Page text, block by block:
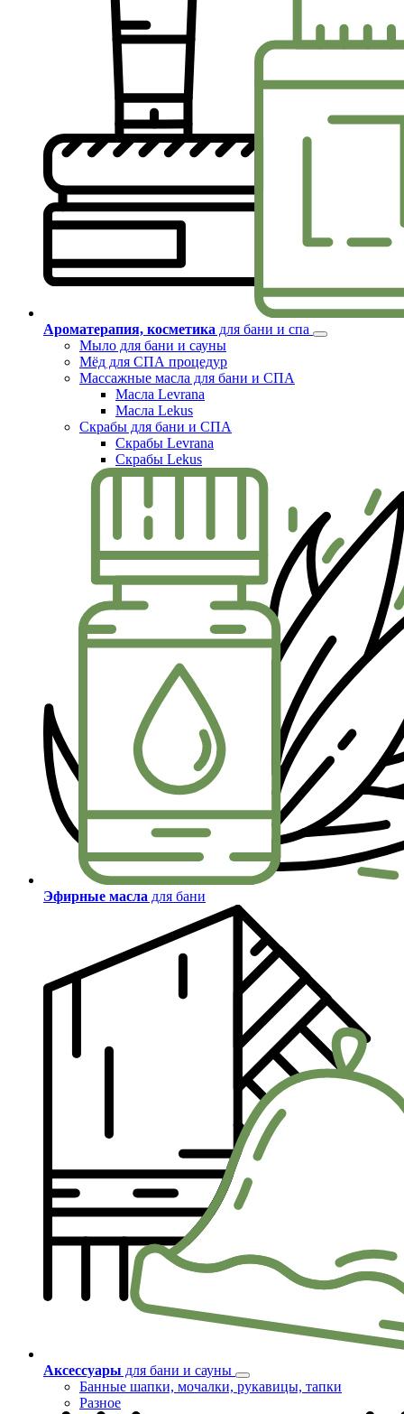
Ароматерапия, косметика для бани и спа
Мыло для бани и сауны
Мёд для СПА процедур
Массажные масла для бани и СПА
Масла Levrana
Масла Lekus
Скрабы для бани и СПА
Скрабы Levrana
Скрабы Lekus
Эфирные масла для бани
Аксессуары для бани и сауны
Банные шапки, мочалки, рукавицы, тапки
Разное